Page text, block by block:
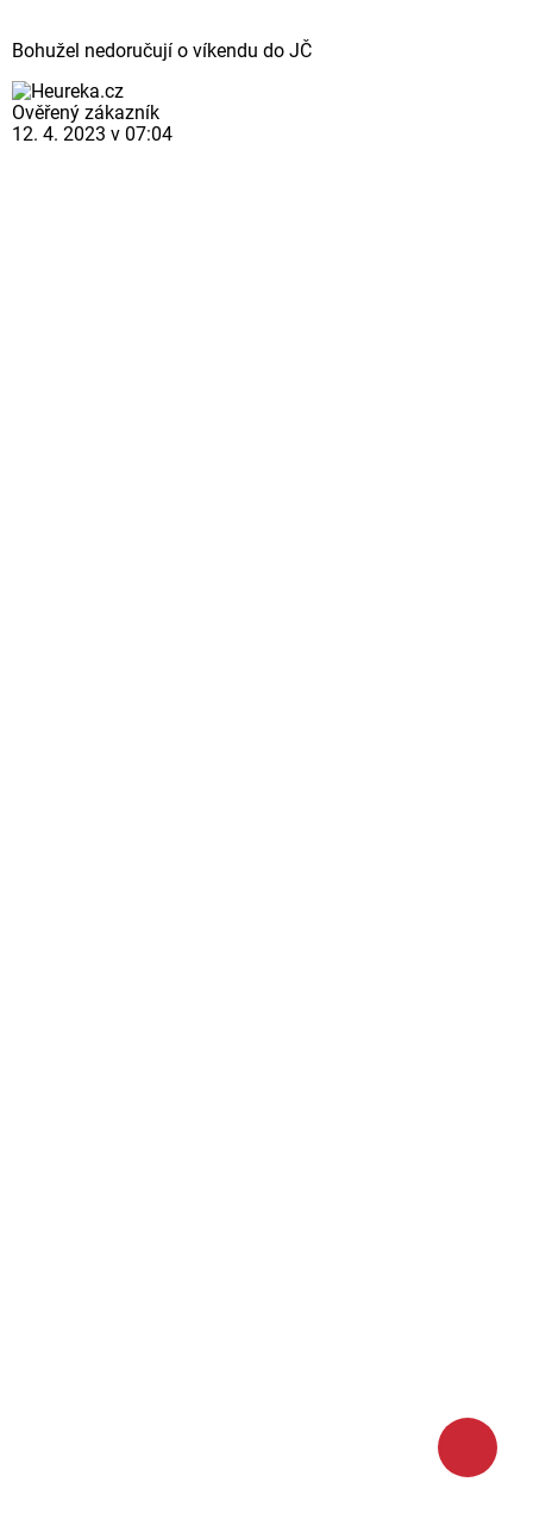
Bohužel nedoručují o víkendu do JČ
Ověřený zákazník
12. 4. 2023 v 07:04